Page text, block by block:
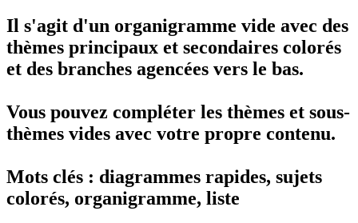
Il s'agit d'un organigramme vide avec des
thèmes principaux et secondaires colorés
et des branches agencées vers le bas.
Vous pouvez compléter les thèmes et sous-
thèmes vides avec votre propre contenu.
Mots clés : diagrammes rapides, sujets
colorés, organigramme, liste